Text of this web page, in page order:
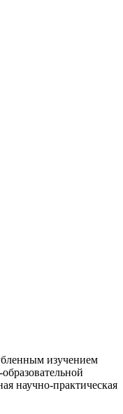
изучением
научно-практическая